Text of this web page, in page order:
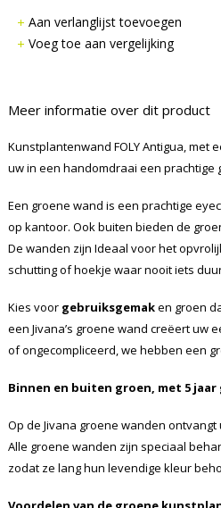
Aan verlanglijst toevoegen
Voeg toe aan vergelijking
Meer informatie over dit product
Kunstplantenwand FOLY Antigua, met
uw in een handomdraai een prachtige
Een groene wand is een prachtige
op kantoor. Ook buiten bieden de
De wanden zijn Ideaal voor het
schutting of hoekje waar nooit iets
Kies voor gebruiksgemaken groen
een Jivana’s groene wand creëert uw
of ongecompliceerd, we hebben een
Binnen en buiten groen, met 5
Op de Jivana groene wanden
Alle groene wanden zijn speciaal
zodat ze lang hun levendige kleur